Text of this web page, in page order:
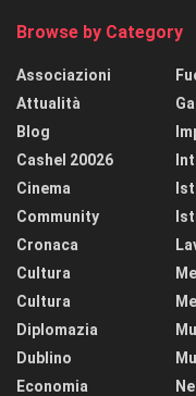
Browse by Category
Associazioni
Attualità
Blog
Cashel 20026
Cinema
Community
Cronaca
Cultura
Cultura
Diplomazia
Dublino
Economia